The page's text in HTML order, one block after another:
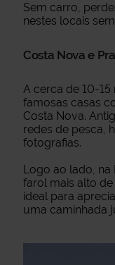
Sem carro,
nestes locais
Costa Nova e
A cerca de 10-
famosas casas
Costa Nova.
redes de pesca,
fotografias.
Logo ao lado, na
farol mais alto
ideal para
uma caminhada